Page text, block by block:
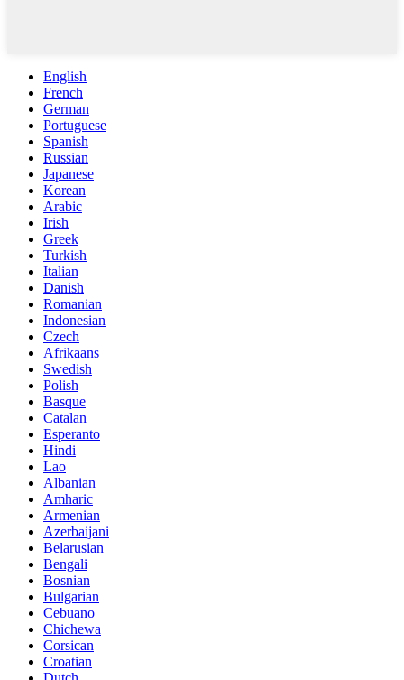
English
French
German
Portuguese
Spanish
Russian
Japanese
Korean
Arabic
Irish
Greek
Turkish
Italian
Danish
Romanian
Indonesian
Czech
Afrikaans
Swedish
Polish
Basque
Catalan
Esperanto
Hindi
Lao
Albanian
Amharic
Armenian
Azerbaijani
Belarusian
Bengali
Bosnian
Bulgarian
Cebuano
Chichewa
Corsican
Croatian